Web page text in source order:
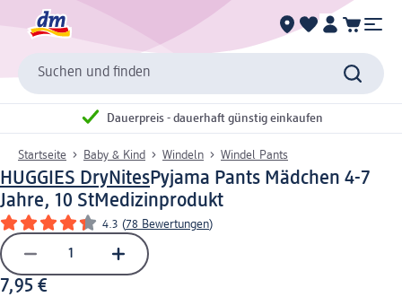
Suchen und finden
Dauerpreis - dauerhaft günstig einkaufen
Startseite Baby & Kind Windeln Windel Pants
HUGGIES DryNitesPyjama Pants Mädchen 4-7
Jahre, 10 StMedizinprodukt
4.3 (78 Bewertungen)
7,95 €